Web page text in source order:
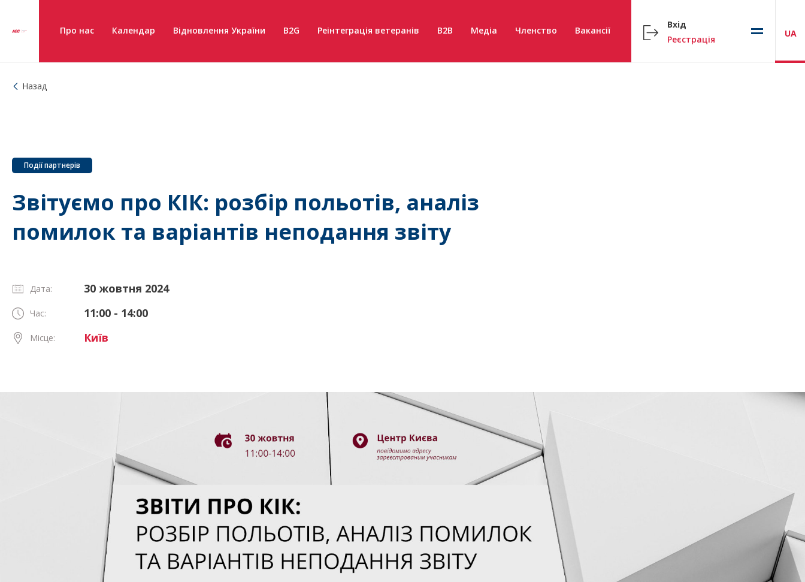
Про нас Календар Відновлення України B2G Реінтеграція ветеранів B2B Медіа Членство Вакансії
Вхід
Реєстрація
UA
Назад
Події партнерів
Звітуємо про КІК: розбір польотів, аналіз
помилок та варіантів неподання звіту
Дата: 30 жовтня 2024
Час: 11:00 - 14:00
Місце: Київ